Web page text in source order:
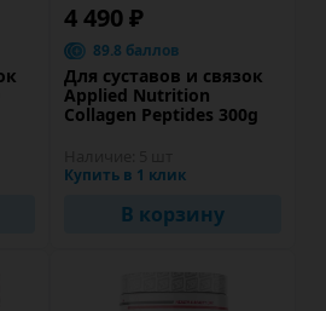
4 490 ₽
89.8 баллов
Для суставов и связок
Applied Nutrition
Collagen Peptides 300g
Купить в 1 клик
В корзину